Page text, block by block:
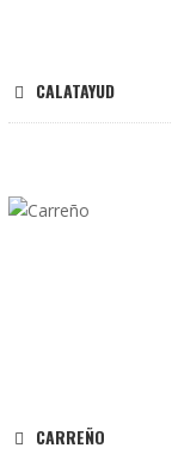
CALATAYUD
CARREÑO